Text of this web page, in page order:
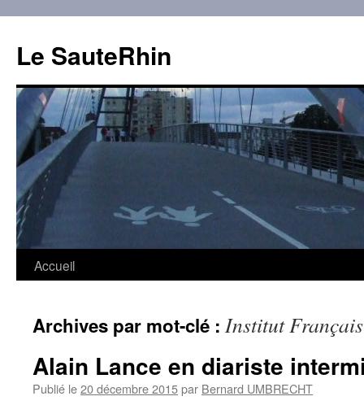
contenu
Le SauteRhin
Accueil
Archives par mot-clé : Institut Français
Alain Lance en diariste
Publié le20 décembre 2015par Bernard UMBRECHT